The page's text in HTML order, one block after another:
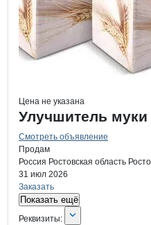
Цена не указана
Улучшитель муки
Смотреть объявление
Продам
Россия Ростовская область
31 июл 2026
Заказать
Показать ещё
О компании
Реквизиты
Реквизиты: